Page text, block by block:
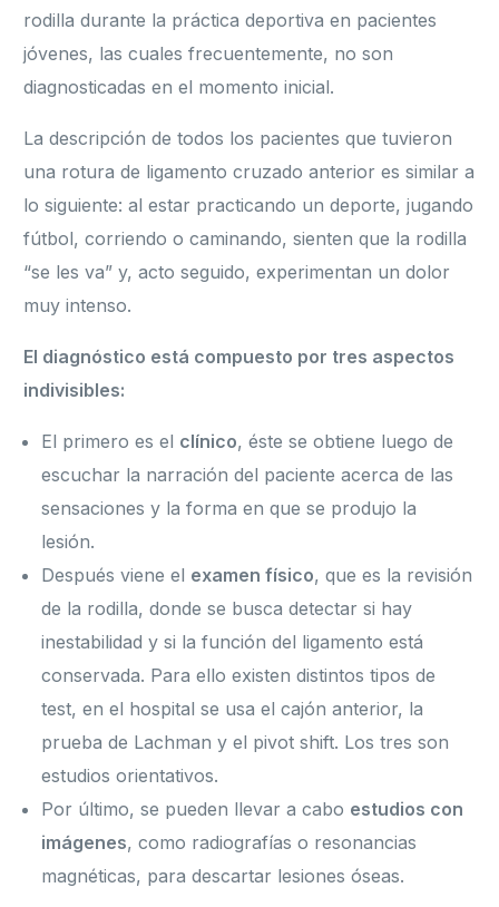
rodilla durante la práctica deportiva en pacientes
jóvenes, las cuales frecuentemente, no son
diagnosticadas en el momento inicial.
La descripción de todos los pacientes que tuvieron
una rotura de ligamento cruzado anterior es similar a
lo siguiente: al estar practicando un deporte, jugando
fútbol, corriendo o caminando, sienten que la rodilla
“se les va” y, acto seguido, experimentan un dolor
muy intenso.
El diagnóstico está compuesto por tres aspectos
indivisibles:
El primero es el clínico, éste se obtiene luego de
escuchar la narración del paciente acerca de las
sensaciones y la forma en que se produjo la
lesión.
Después viene el examen físico, que es la revisión
de la rodilla, donde se busca detectar si hay
inestabilidad y si la función del ligamento está
conservada. Para ello existen distintos tipos de
test, en el hospital se usa el cajón anterior, la
prueba de Lachman y el pivot shift. Los tres son
estudios orientativos.
Por último, se pueden llevar a cabo estudios con
imágenes, como radiografías o resonancias
magnéticas, para descartar lesiones óseas.